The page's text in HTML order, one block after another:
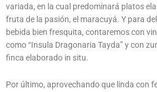
variada, en la cual predominará platos
fruta de la pasión, el maracuyá. Y para
bebida bien fresquita, contaremos con
como “Insula Dragonaria Tayda” y con
finca elaborado in situ.
Por último, aprovechando que linda con